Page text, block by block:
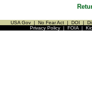
USA Gov | No Fear Act | DOI |
Privacy Policy| FOIA|